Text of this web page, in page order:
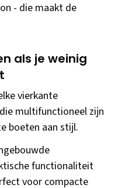
- die maakt de
als je weinig
vierkante
multifunctioneel zijn
boeten aan stijl.
functionaliteit
voor compacte